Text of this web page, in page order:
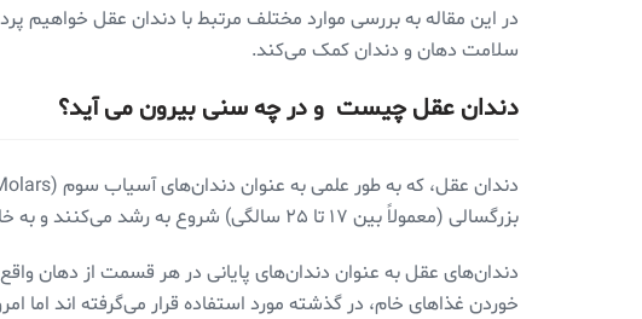
در این مقاله به بررسی موارد مختلف مرتبط با دندان عقل خواهیم
سلامت دهان و دندان‌ کمک می‌کند.
دندان عقل چیست و در چه سنی بیرون می آید؟
بزرگسالی (معمولاً بین ۱۷ تا ۲۵ سالگی) شروع به رشد می‌کنند و به خاطر موقعیت و مشکلاتی که به وجود می‌آوردند بیشتر شناخته می‌شوند.
دندان‌های عقل به عنوان دندان‌های پایانی در هر قسمت از دهان واقع
خوردن غذاهای خام، در گذشته مورد استفاده قرار می‌گرفته اند اما